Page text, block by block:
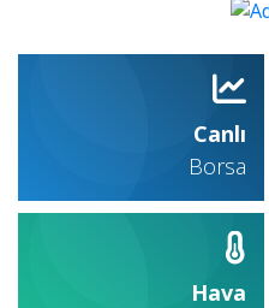
Canlı
Borsa
Hava